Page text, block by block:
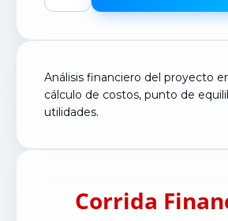
Análisis financiero del proyecto
cálculo de costos, punto de
utilidades.
Corrida